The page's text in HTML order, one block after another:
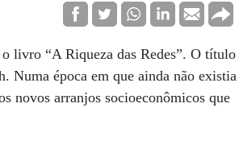
livro “A Riqueza das Redes”. O título
Numa época em que ainda não existia
novos arranjos socioeconômicos que